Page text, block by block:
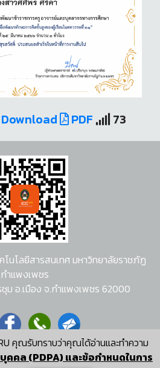
PDF 73
คุณรับทราบว่าคุณได้อ่านและทำความ
คล (PDPA) และข้อกำหนดในการ
นโลยีสารสนเทศ มหาวิทยาลัยราชภัฏ
กำแพงเพชร
ม อ.เมือง จ.กำแพงเพชร 62000
บบ อนุชา พวงผกา